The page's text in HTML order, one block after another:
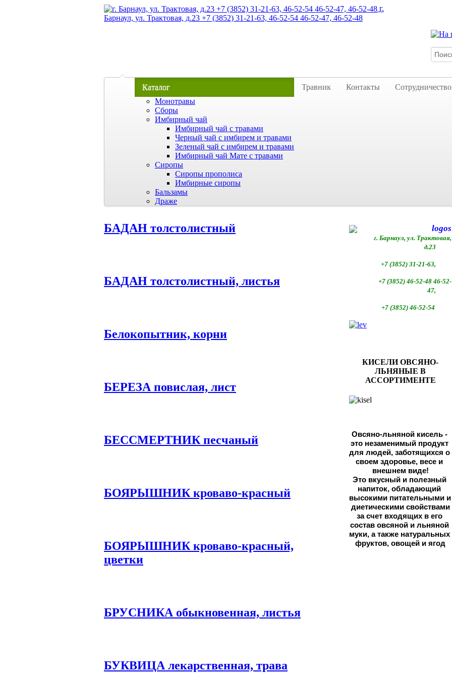
г.
Барнаул, ул. Трактовая, д.23 +7 (3852) 31-21-63, 46-52-54 46-52-47, 46-52-48
Каталог
Монотравы
Сборы
Имбирный чай
Имбирный чай с травами
Черный чай с имбирем и травами
Зеленый чай с имбирем и травами
Имбирный чай Мате с травами
Сиропы
Сиропы прополиса
Имбирные сиропы
Бальзамы
Драже
Травник Контакты Сотрудничество
БАДАН толстолистный
БАДАН толстолистный, листья
Белокопытник, корни
БЕРЕЗА повислая, лист
БЕССМЕРТНИК песчаный
БОЯРЫШНИК кроваво-красный
БОЯРЫШНИК кроваво-красный,
цветки
БРУСНИКА обыкновенная, листья
БУКВИЦА лекарственная, трава
г. Барнаул, ул. Трактовая,
д.23
+7 (3852) 31-21-63,
+7 (3852) 46-52-48 46-52-
47,
+7 (3852) 46-52-54
КИСЕЛИ ОВСЯНО-
ЛЬНЯНЫЕ В
АССОРТИМЕНТЕ
Овсяно-льняной кисель -
это незаменимый продукт
для людей, заботящихся о
своем здоровье, весе и
внешнем виде!
Это вкусный и полезный
напиток, обладающий
высокими питательными и
диетическими свойствами
за счет входящих в его
состав овсяной и льняной
муки, а также натуральных
фруктов, овощей и ягод